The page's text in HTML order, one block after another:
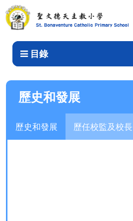
歷史和發展
目錄
歷史和發展
歷史和發展 歷任校監及校長